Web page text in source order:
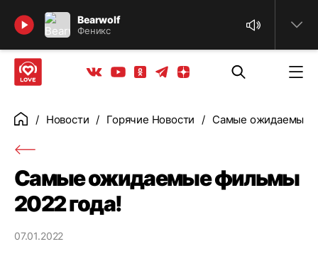
Bearwolf
Феникс
Найти
Вконтакте
YoutubeОдноклассники
ТелеграмЯндекс дзен
ГлавнаяНовости Горячие Новости Самые ожидаемые
Самые ожидаемые фильмы
2022 года!
07.01.2022